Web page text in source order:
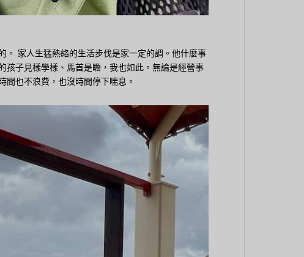
。 家人生猛熱絡的生活步伐是家一定的調。他什麼事
孩子見樣學樣、馬首是瞻，我也如此。無論是經營事
也不浪費，也沒時間停下喘息。